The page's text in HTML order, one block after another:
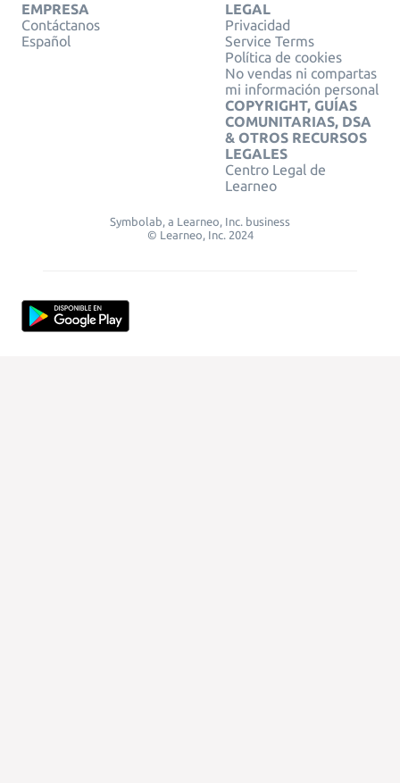
EMPRESA
Contáctanos
Español
LEGAL
Privacidad
Service Terms
Política de cookies
No vendas ni compartas
mi información personal
COPYRIGHT, GUÍAS
COMUNITARIAS, DSA
& OTROS RECURSOS
LEGALES
Centro Legal de
Learneo
Symbolab, a Learneo, Inc. business
© Learneo, Inc. 2024